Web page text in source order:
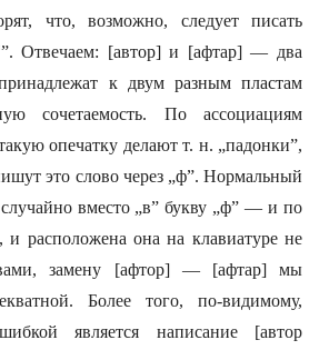
что, возможно, следует писать
Отвечаем: [автор] и [афтар] — два
к двум разным пластам
сочетаемость. По ассоциациям
опечатку делают т. н. „падонки”,
это слово через „ф”. Нормальный
вместо „в” букву „ф” — и по
расположена она на клавиатуре не
замену [афтор] — [афтар] мы
Более того, по-видимому,
является написание [автор